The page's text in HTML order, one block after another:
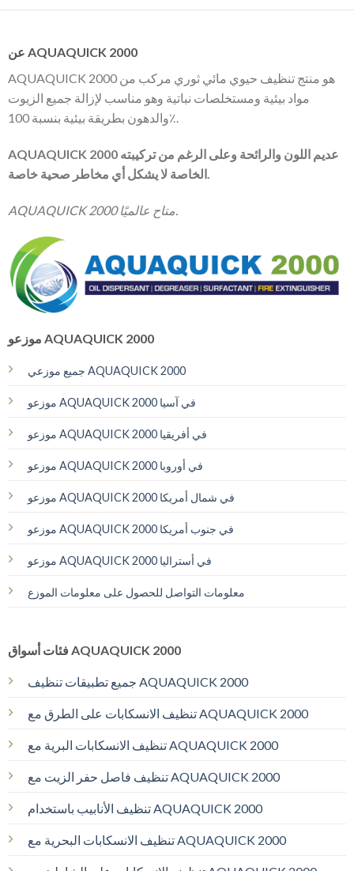
عن AQUAQUICK 2000
AQUAQUICK 2000 هو منتج تنظيف حيوي مائي ثوري مركب من
مواد بيئية ومستخلصات نباتية وهو مناسب لإزالة جميع الزيوت
والدهون بطريقة بيئية بنسبة 100٪.
AQUAQUICK 2000 عديم اللون والرائحة وعلى الرغم من تركيبته
الخاصة لا يشكل أي مخاطر صحية خاصة.
AQUAQUICK 2000 متاح عالميًا.
موزعو AQUAQUICK 2000
جميع موزعي AQUAQUICK 2000
موزعو AQUAQUICK 2000 في آسيا
موزعو AQUAQUICK 2000 في أفريقيا
موزعو AQUAQUICK 2000 في أوروبا
موزعو AQUAQUICK 2000 في شمال أمريكا
موزعو AQUAQUICK 2000 في جنوب أمريكا
موزعو AQUAQUICK 2000 في أستراليا
معلومات التواصل للحصول على معلومات الموزع
فئات أسواق AQUAQUICK 2000
جميع تطبيقات تنظيف AQUAQUICK 2000
تنظيف الانسكابات على الطرق مع AQUAQUICK 2000
تنظيف الانسكابات البرية مع AQUAQUICK 2000
تنظيف فاصل حفر الزيت مع AQUAQUICK 2000
تنظيف الأنابيب باستخدام AQUAQUICK 2000
تنظيف الانسكابات البحرية مع AQUAQUICK 2000